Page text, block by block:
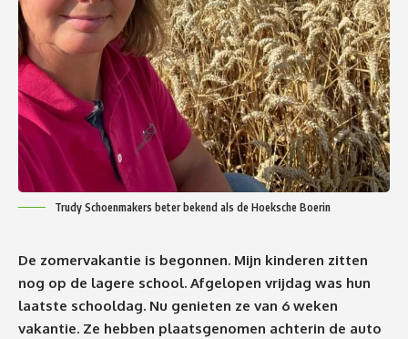
Trudy Schoenmakers beter bekend als de Hoeksche Boerin
De zomervakantie is begonnen. Mijn kinderen zitten
nog op de lagere school. Afgelopen vrijdag was hun
laatste schooldag. Nu genieten ze van 6 weken
vakantie. Ze hebben plaatsgenomen achterin de auto